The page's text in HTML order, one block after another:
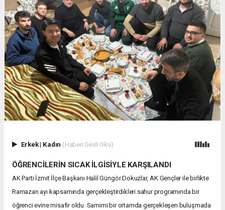
Erkek| Kadın (Haberi Sesli Oku)
ÖĞRENCİLERİN SICAK İLGİSİYLE KARŞILANDI
AK Parti İzmit İlçe Başkanı Halil Güngör Dokuzlar, AK Gençler ile birlikte
Ramazan ayı kapsamında gerçekleştirdikleri sahur programında bir
öğrenci evine misafir oldu. Samimi bir ortamda gerçekleşen buluşmada